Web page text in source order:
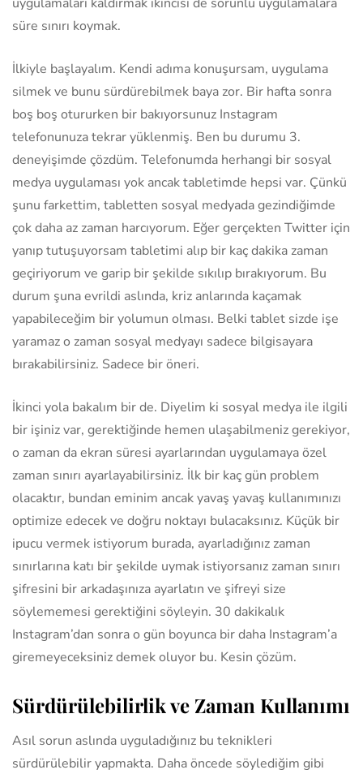
süre sınırı koymak.
İlkiyle başlayalım. Kendi adıma konuşursam, uygulama
silmek ve bunu sürdürebilmek baya zor. Bir hafta sonra
boş boş otururken bir bakıyorsunuz Instagram
telefonunuza tekrar yüklenmiş. Ben bu durumu 3.
deneyişimde çözdüm. Telefonumda herhangi bir sosyal
medya uygulaması yok ancak tabletimde hepsi var. Çünkü
şunu farkettim, tabletten sosyal medyada gezindiğimde
çok daha az zaman harcıyorum. Eğer gerçekten Twitter için
yanıp tutuşuyorsam tabletimi alıp bir kaç dakika zaman
geçiriyorum ve garip bir şekilde sıkılıp bırakıyorum. Bu
durum şuna evrildi aslında, kriz anlarında kaçamak
yapabileceğim bir yolumun olması. Belki tablet sizde işe
yaramaz o zaman sosyal medyayı sadece bilgisayara
bırakabilirsiniz. Sadece bir öneri.
İkinci yola bakalım bir de. Diyelim ki sosyal medya ile ilgili
bir işiniz var, gerektiğinde hemen ulaşabilmeniz gerekiyor,
o zaman da ekran süresi ayarlarından uygulamaya özel
zaman sınırı ayarlayabilirsiniz. İlk bir kaç gün problem
olacaktır, bundan eminim ancak yavaş yavaş kullanımınızı
optimize edecek ve doğru noktayı bulacaksınız. Küçük bir
ipucu vermek istiyorum burada, ayarladığınız zaman
sınırlarına katı bir şekilde uymak istiyorsanız zaman sınırı
şifresini bir arkadaşınıza ayarlatın ve şifreyi size
söylememesi gerektiğini söyleyin. 30 dakikalık
Instagram’dan sonra o gün boyunca bir daha Instagram’a
giremeyeceksiniz demek oluyor bu. Kesin çözüm.
Sürdürülebilirlik ve Zaman Kullanımı
Asıl sorun aslında uyguladığınız bu teknikleri
sürdürülebilir yapmakta. Daha öncede söylediğim gibi